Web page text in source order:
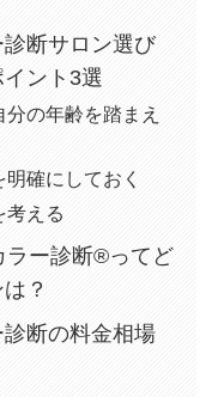
断サロン選び
ント3選
の年齢を踏まえ
確にしておく
える
ラー診断®ってど
？
断の料金相場